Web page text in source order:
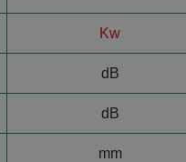
Kw
dB
dB
mm